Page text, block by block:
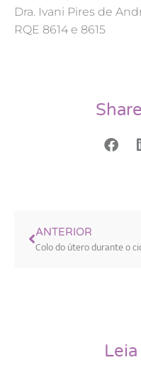
Dra. Ivani Pires de
RQE 8614 e 8615
ANTERIOR